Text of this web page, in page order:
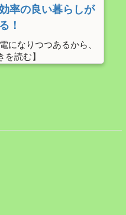
率の良い暮らしが
！
になりつつあるから、